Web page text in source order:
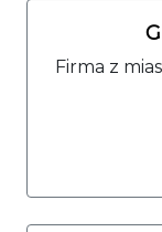
Firma z